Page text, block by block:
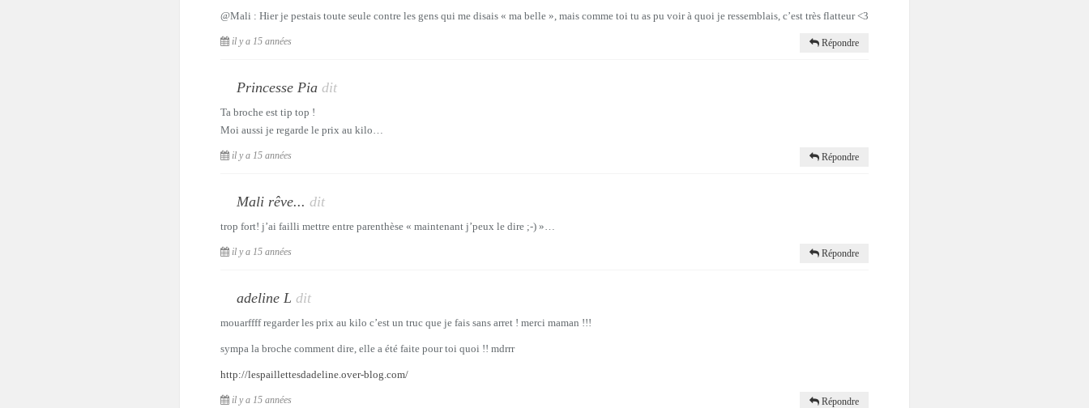
@Mali : Hier je pestais toute seule contre les gens qui me disais « ma belle », mais comme toi tu as pu voir à quoi je ressemblais, c’est très flatteur <3
il y a 15 années Répondre
Princesse Pia dit
Ta broche est tip top !
Moi aussi je regarde le prix au kilo…
il y a 15 années Répondre
Mali rêve... dit
trop fort! j’ai failli mettre entre parenthèse « maintenant j’peux le dire ;-) »…
il y a 15 années Répondre
adeline L dit
mouarffff regarder les prix au kilo c’est un truc que je fais sans arret ! merci maman !!!
sympa la broche comment dire, elle a été faite pour toi quoi !! mdrrr
http://lespaillettesdadeline.over-blog.com/
il y a 15 années Répondre